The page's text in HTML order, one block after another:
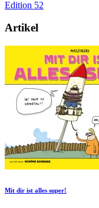
Edition 52
Artikel
Mit dir ist alles super!